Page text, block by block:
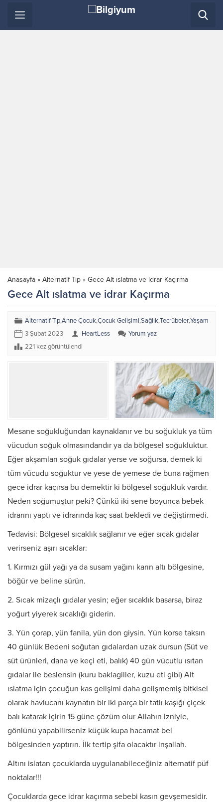
Anasayfa » Alternatif Tıp » Gece Alt ıslatma ve idrar Kaçırma
Gece Alt ıslatma ve idrar Kaçırma
Alternatif Tıp,Anne Çocuk,Çocuk Gelişimi,Sağlık,Tecrübeler,Yaşam
3 Şubat 2023
HeartLess
Yorum yaz
221 kez görüntülendi
Mesane soğukluğundan kaynaklanır ve bu soğukluk ya tüm
vücudun soğuk olmasındandır ya da bölgesel soğukluktur.
Eğer akşamları soğuk gıdalar yerse ve soğursa, demek ki
tüm vücudu soğuktur ve yese de yemese de buna rağmen
gece idrar kaçırsa bu demektir ki bölgesel soğukluk vardır.
Neden soğumuştur peki? Çünkü iki sene boyunca bebek
idrarını yaptı ve idrarında kaç saat bekledi ve değiştirmedi.
Tedavisi: Bölgesel sıcaklık sağlanır ve eğer sıcak gıdalar
verirseniz aşırı sıcaklar:
1. Kırmızı gül yağı ya da susam yağını karın altı bölgesine,
böğür ve beline sürün.
2. Sıcak mizaçlı gıdalar yesin; eğer sıcaklık basarsa, biraz
yoğurt yiyerek sıcaklığı giderin.
3. Yün çorap, yün fanila, yün don giysin. Yün korse taksın
40 günlük Bedeni soğutan gıdalardan uzak dursun (Süt ve
süt ürünleri, dana ve keçi eti, balık) 40 gün vücutlu ısıtan
gıdalar ile beslensin (kuru baklagiller, kuzu eti gibi) Alt
ıslatma için çocuğun kas gelişimi daha gelişmemiş bitkisel
olarak havlucanı kaynatın bir iki parça bir tatlı kaşığı çiçek
balı katarak içirin 15 güne çözüm olur Allahın izniyle,
gönlünü yapabilirseniz küçük kupa hacamat bel
bölgesinden yaptırın. İlk tertip şifa olacaktır inşallah.
Altını islatan çocuklarda uygulanabileceğiniz alternatif püf
noktalar!!!
Çocuklarda gece idrar kaçırma sebebi kasın gevşemesidir.